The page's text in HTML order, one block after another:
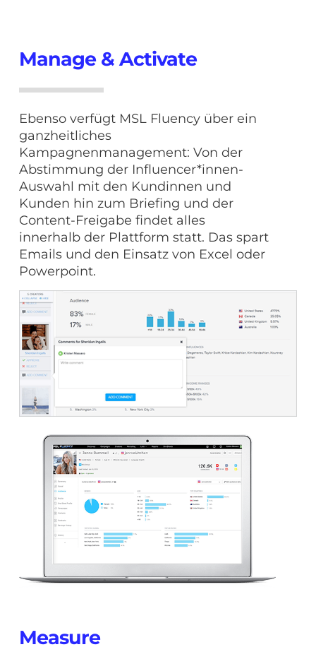
Manage & Activate
Ebenso verfügt MSL Fluency über ein
ganzheitliches
Kampagnenmanagement: Von der
Abstimmung der Influencer*innen-
Auswahl mit den Kundinnen und
Kunden hin zum Briefing und der
Content-Freigabe findet alles
innerhalb der Plattform statt. Das spart
Emails und den Einsatz von Excel oder
Powerpoint.
Measure